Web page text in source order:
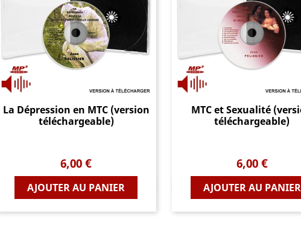
La Dépression en MTC (version
téléchargeable)
Prix
6,00 €
AJOUTER AU PANIER
Aperçu rapide
MTC et Sexualité
téléchargeable)
Prix
6,00 €
AJOUTER AU PANIER
Aperçu rapide